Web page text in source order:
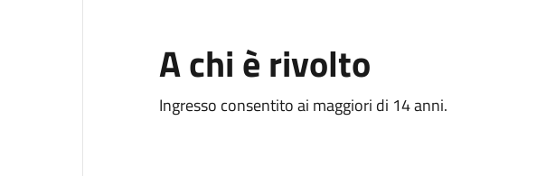
A chi è rivolto
Ingresso consentito ai maggiori di 14 anni.